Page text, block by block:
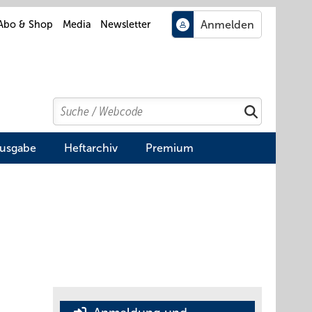
& Shop Media Newsletter
Search
Suchen
Heftarchiv Premium